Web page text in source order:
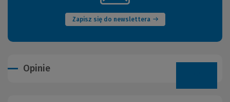
Zapisz się do newslettera
okno)
Opinie